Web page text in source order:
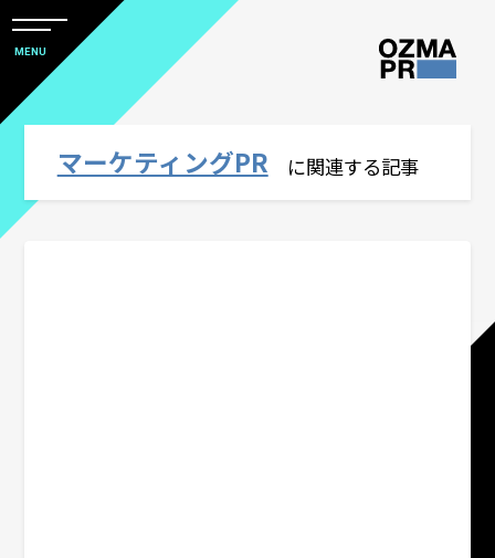
本
文
へ
会
社
メ
ニ
ュ
ー
開
MENU
マーケティングPR に関連する記事
すべて